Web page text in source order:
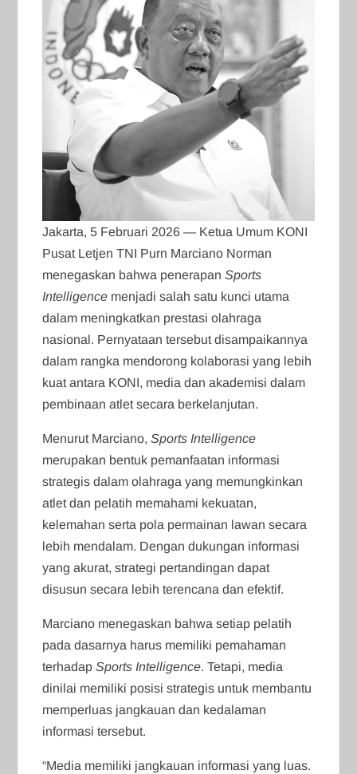
Jakarta, 5 Februari 2026 — Ketua Umum KONI
Pusat Letjen TNI Purn Marciano Norman
menegaskan bahwa penerapanSports
Intelligence menjadi salah satu kunci utama
dalam meningkatkan prestasi olahraga
nasional. Pernyataan tersebut disampaikannya
dalam rangka mendorong kolaborasi yang lebih
kuat antara KONI, media dan akademisi dalam
pembinaan atlet secara berkelanjutan.
Menurut Marciano,Sports Intelligence
merupakan bentuk pemanfaatan informasi
strategis dalam olahraga yang memungkinkan
atlet dan pelatih memahami kekuatan,
kelemahan serta pola permainan lawan secara
lebih mendalam. Dengan dukungan informasi
yang akurat, strategi pertandingan dapat
disusun secara lebih terencana dan efektif.
Marciano menegaskan bahwa setiap pelatih
pada dasarnya harus memiliki pemahaman
terhadapSports Intelligence. Tetapi, media
dinilai memiliki posisi strategis untuk membantu
memperluas jangkauan dan kedalaman
informasi tersebut.
“Media memiliki jangkauan informasi yang luas.